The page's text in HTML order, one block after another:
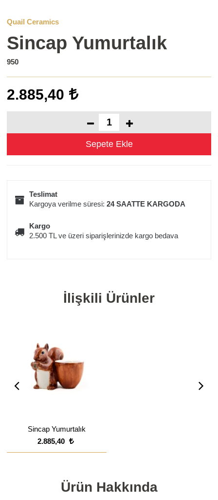
Quail Ceramics
Sincap Yumurtalık
950
2.885,40
Teslimat
Kargoya verilme süresi:24 SAATTE KARGODA
Kargo
2.500 TL ve üzeri siparişlerinizde kargo bedava
İlişkili Ürünler
Sincap Yumurtalık
2.885,40
Ürün Hakkında